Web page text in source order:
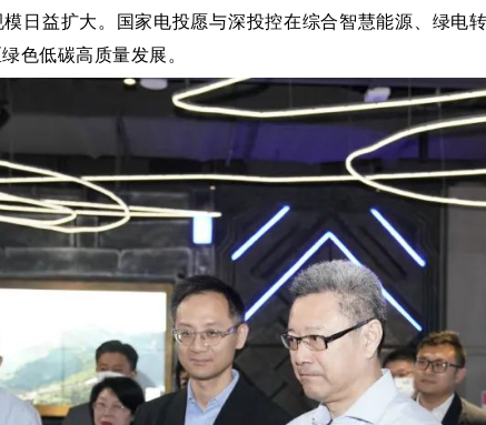
日益扩大。国家电投愿与深投控在综合智慧能源、绿电
色低碳高质量发展。